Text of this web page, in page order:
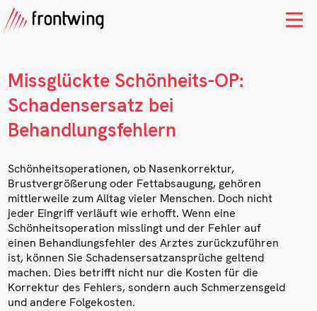
Missglückte Schönheits-OP:
Schadensersatz bei
Behandlungsfehlern
Schönheitsoperationen, ob Nasenkorrektur,
Brustvergrößerung oder Fettabsaugung, gehören
mittlerweile zum Alltag vieler Menschen. Doch nicht
jeder Eingriff verläuft wie erhofft. Wenn eine
Schönheitsoperation misslingt und der Fehler auf
einen Behandlungsfehler des Arztes zurückzuführen
ist, können Sie Schadensersatzansprüche geltend
machen. Dies betrifft nicht nur die Kosten für die
Korrektur des Fehlers, sondern auch Schmerzensgeld
und andere Folgekosten.